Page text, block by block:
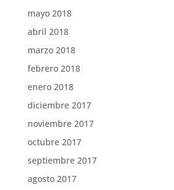
mayo 2018
abril 2018
marzo 2018
febrero 2018
enero 2018
diciembre 2017
noviembre 2017
octubre 2017
septiembre 2017
agosto 2017